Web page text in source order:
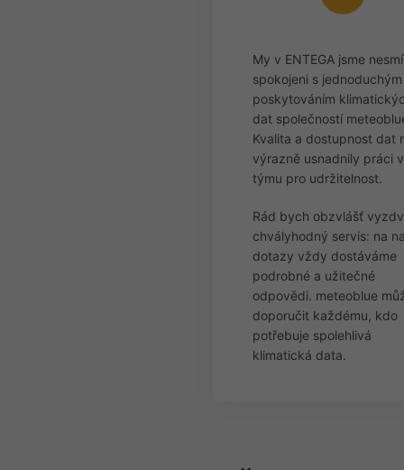
My v ENTEGA jsme
spokojeni s jednoduchým
poskytováním
dat společností
Kvalita a dostupnost dat
výrazně usnadnily práci v
týmu pro udržitelnost.
Rád bych obzvlášť
chvályhodný servis: na
dotazy vždy dostáváme
podrobné a užitečné
odpovědi. meteoblue
doporučit každému, kdo
potřebuje spolehlivá
klimatická data.